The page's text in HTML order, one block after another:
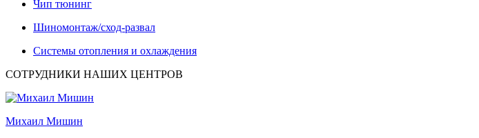
Чип тюнинг
Шиномонтаж/сход-развал
Системы отопления и охлаждения
СОТРУДНИКИ НАШИХ ЦЕНТРОВ
Михаил Мишин